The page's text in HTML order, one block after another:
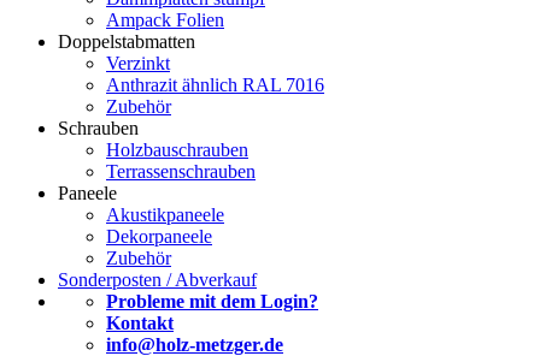
Ampack Folien
Doppelstabmatten
Verzinkt
Anthrazit ähnlich RAL 7016
Zubehör
Schrauben
Holzbauschrauben
Terrassenschrauben
Paneele
Akustikpaneele
Dekorpaneele
Zubehör
Sonderposten / Abverkauf
Probleme mit dem Login?
Kontakt
info@holz-metzger.de